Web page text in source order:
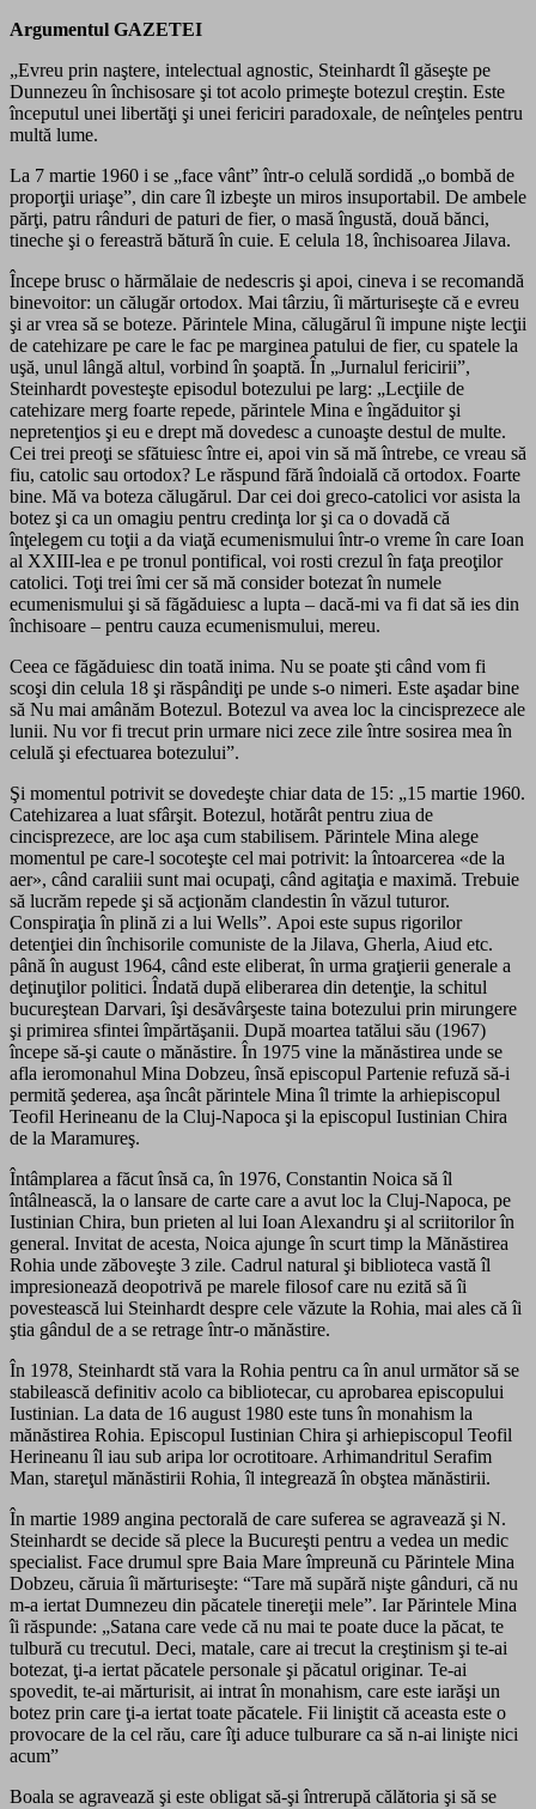
Argumentul GAZETEI
„Evreu prin naştere, intelectual agnostic, Steinhardt îl găseşte pe
Dunnezeu în închisosare şi tot acolo primeşte botezul creştin. Este
începutul unei libertăţi şi unei fericiri paradoxale, de neînţeles pentru
multă lume.
La 7 martie 1960 i se „face vânt” într-o celulă sordidă „o bombă de
proporţii uriaşe”, din care îl izbeşte un miros insuportabil. De ambele
părţi, patru rânduri de paturi de fier, o masă îngustă, două bănci,
tineche şi o fereastră bătură în cuie. E celula 18, închisoarea Jilava.
Începe brusc o hărmălaie de nedescris şi apoi, cineva i se recomandă
binevoitor: un călugăr ortodox. Mai târziu, îi mărturiseşte că e evreu
şi ar vrea să se boteze. Părintele Mina, călugărul îi impune nişte lecţii
de catehizare pe care le fac pe marginea patului de fier, cu spatele la
uşă, unul lângă altul, vorbind în şoaptă. În „Jurnalul fericirii”,
Steinhardt povesteşte episodul botezului pe larg: „Lecţiile de
catehizare merg foarte repede, părintele Mina e îngăduitor şi
nepretenţios şi eu e drept mă dovedesc a cunoaşte destul de multe.
Cei trei preoţi se sfătuiesc între ei, apoi vin să mă întrebe, ce vreau să
fiu, catolic sau ortodox? Le răspund fără îndoială că ortodox. Foarte
bine. Mă va boteza călugărul. Dar cei doi greco-catolici vor asista la
botez şi ca un omagiu pentru credinţa lor şi ca o dovadă că
înţelegem cu toţii a da viaţă ecumenismului într-o vreme în care Ioan
al XXIII-lea e pe tronul pontifical, voi rosti crezul în faţa preoţilor
catolici. Toţi trei îmi cer să mă consider botezat în numele
ecumenismului şi să făgăduiesc a lupta – dacă-mi va fi dat să ies din
închisoare – pentru cauza ecumenismului, mereu.
Ceea ce făgăduiesc din toată inima. Nu se poate şti când vom fi
scoşi din celula 18 şi răspândiţi pe unde s-o nimeri. Este aşadar bine
să Nu mai amânăm Botezul. Botezul va avea loc la cincisprezece ale
lunii. Nu vor fi trecut prin urmare nici zece zile între sosirea mea în
celulă şi efectuarea botezului”.
Şi momentul potrivit se dovedeşte chiar data de 15: „15 martie 1960.
Catehizarea a luat sfârşit. Botezul, hotărât pentru ziua de
cincisprezece, are loc aşa cum stabilisem. Părintele Mina alege
momentul pe care-l socoteşte cel mai potrivit: la întoarcerea «de la
aer», când caraliii sunt mai ocupaţi, când agitaţia e maximă. Trebuie
să lucrăm repede şi să acţionăm clandestin în văzul tuturor.
Conspiraţia în plină zi a lui Wells”. Apoi este supus rigorilor
detenţiei din închisorile comuniste de la Jilava, Gherla, Aiud etc.
până în august 1964, când este eliberat, în urma graţierii generale a
deţinuţilor politici. Îndată după eliberarea din detenţie, la schitul
bucureştean Darvari, îşi desăvârşeste taina botezului prin mirungere
şi primirea sfintei împărtăşanii. După moartea tatălui său (1967)
începe să-şi caute o mănăstire. În 1975 vine la mănăstirea unde se
afla ieromonahul Mina Dobzeu, însă episcopul Partenie refuză să-i
permită şederea, aşa încât părintele Mina îl trimte la arhiepiscopul
Teofil Herineanu de la Cluj-Napoca şi la episcopul Iustinian Chira
de la Maramureş.
Întâmplarea a făcut însă ca, în 1976, Constantin Noica să îl
întâlnească, la o lansare de carte care a avut loc la Cluj-Napoca, pe
Iustinian Chira, bun prieten al lui Ioan Alexandru şi al scriitorilor în
general. Invitat de acesta, Noica ajunge în scurt timp la Mănăstirea
Rohia unde zăboveşte 3 zile. Cadrul natural şi biblioteca vastă îl
impresionează deopotrivă pe marele filosof care nu ezită să îi
povestească lui Steinhardt despre cele văzute la Rohia, mai ales că îi
ştia gândul de a se retrage într-o mănăstire.
În 1978, Steinhardt stă vara la Rohia pentru ca în anul următor să se
stabilească definitiv acolo ca bibliotecar, cu aprobarea episcopului
Iustinian. La data de 16 august 1980 este tuns în monahism la
mănăstirea Rohia. Episcopul Iustinian Chira şi arhiepiscopul Teofil
Herineanu îl iau sub aripa lor ocrotitoare. Arhimandritul Serafim
Man, stareţul mănăstirii Rohia, îl integrează în obştea mănăstirii.
În martie 1989 angina pectorală de care suferea se agravează şi N.
Steinhardt se decide să plece la Bucureşti pentru a vedea un medic
specialist. Face drumul spre Baia Mare împreună cu Părintele Mina
Dobzeu, căruia îi mărturiseşte: “Tare mă supără nişte gânduri, că nu
m-a iertat Dumnezeu din păcatele tinereţii mele”. Iar Părintele Mina
îi răspunde: „Satana care vede că nu mai te poate duce la păcat, te
tulbură cu trecutul. Deci, matale, care ai trecut la creştinism şi te-ai
botezat, ţi-a iertat păcatele personale şi păcatul originar. Te-ai
spovedit, te-ai mărturisit, ai intrat în monahism, care este iarăşi un
botez prin care ţi-a iertat toate păcatele. Fii liniştit că aceasta este o
provocare de la cel rău, care îţi aduce tulburare ca să n-ai linişte nici
acum”
Boala se agravează şi este obligat să-şi întrerupă călătoria şi să se